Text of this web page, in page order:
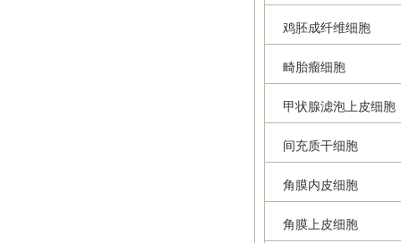
鸡胚成纤维细胞
畸胎瘤细胞
甲状腺滤泡上皮细胞
间充质干细胞
角膜内皮细胞
角膜上皮细胞